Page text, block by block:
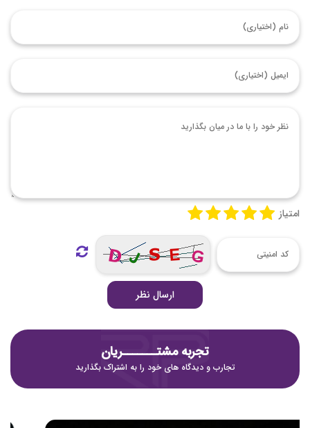
امتیاز
ارسال نظر
تجربه مشتـــــــریان
تجارب و دیدگاه های خود را به اشتراک بگذارید